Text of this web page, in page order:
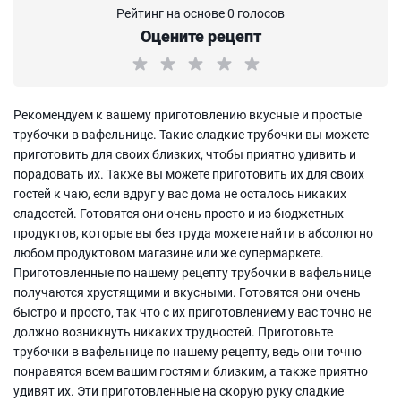
Рейтинг на основе 0 голосов
Оцените рецепт
Рекомендуем к вашему приготовлению вкусные и простые
трубочки в вафельнице. Такие сладкие трубочки вы можете
приготовить для своих близких, чтобы приятно удивить и
порадовать их. Также вы можете приготовить их для своих
гостей к чаю, если вдруг у вас дома не осталось никаких
сладостей. Готовятся они очень просто и из бюджетных
продуктов, которые вы без труда можете найти в абсолютно
любом продуктовом магазине или же супермаркете.
Приготовленные по нашему рецепту трубочки в вафельнице
получаются хрустящими и вкусными. Готовятся они очень
быстро и просто, так что с их приготовлением у вас точно не
должно возникнуть никаких трудностей. Приготовьте
трубочки в вафельнице по нашему рецепту, ведь они точно
понравятся всем вашим гостям и близким, а также приятно
удивят их. Эти приготовленные на скорую руку сладкие